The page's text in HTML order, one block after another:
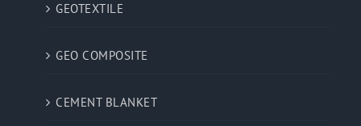
GEOTEXTILE
GEO COMPOSITE
CEMENT BLANKET